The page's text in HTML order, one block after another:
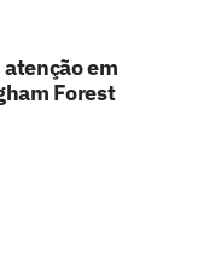
em
Forest